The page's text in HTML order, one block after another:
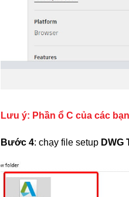
Lưu ý: Phần ổ C của các
Bước 4: chạy file setupDWG